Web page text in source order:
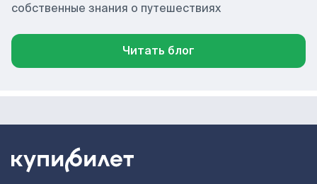
собственные знания о путешествиях
Читать блог